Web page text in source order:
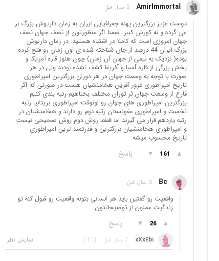
AmirImmortal 3 سال قبل
دوست عزیز بزرگترین پهنه جغرافیایی ایران به زمان داریوش بزرگ بر
می گرده و نه کورش کبیر. ضمنا اگر منظورتون از نصف جهان نصف
جهان امروزی است که کاملا در اشتباه هستید. در زمان داریوش
بزرگ ایران 44 درصد از جان شناخته شده ی اون زمان رو فتح کرده
بوده( نزدیک به نیمی از جهان آن زمان) چون هنوز قاره آمریکا و
بخش بزرگی از قاره آسیا و آفریقا کشف نشده بودند ولی در هر
صورت با توجه به وسعت جهان در هر دوران بزرگترین امپراطوری
تاریخ امپراطوری غرور آفرین هخامنشیان هست در صورتی که اگر
فارغ از وسعت جهان ئر ئوران مختلف بخئاهیم رتبه بندی کنیم
بزرگترین امپراطوری های جهان رو اونوقت امپراطوری بریتانیا رتبه
نخست و امپراطوری مغولستان رتبه دوم رو دارند و هخامنشیان در
رتبه یازدهم قرار می گیرند اما قطعا روش دوم روش صحیحی نیست
و امپراطوری هخامنشیان بزرگترین و قدرتمند ترین امپراطوری
تاریخ محسوب میشه
▲
161
▼ پاسخ
Bc 3 سال قبل
واقعیت رو گفتین باید هر انسانی بتونه واقعیت رو قبول کنه تو
زندگیت ممنون از توضیحاتتون
▲
26
▼ پاسخ
xXxEbi 2 سال قبل (-11)